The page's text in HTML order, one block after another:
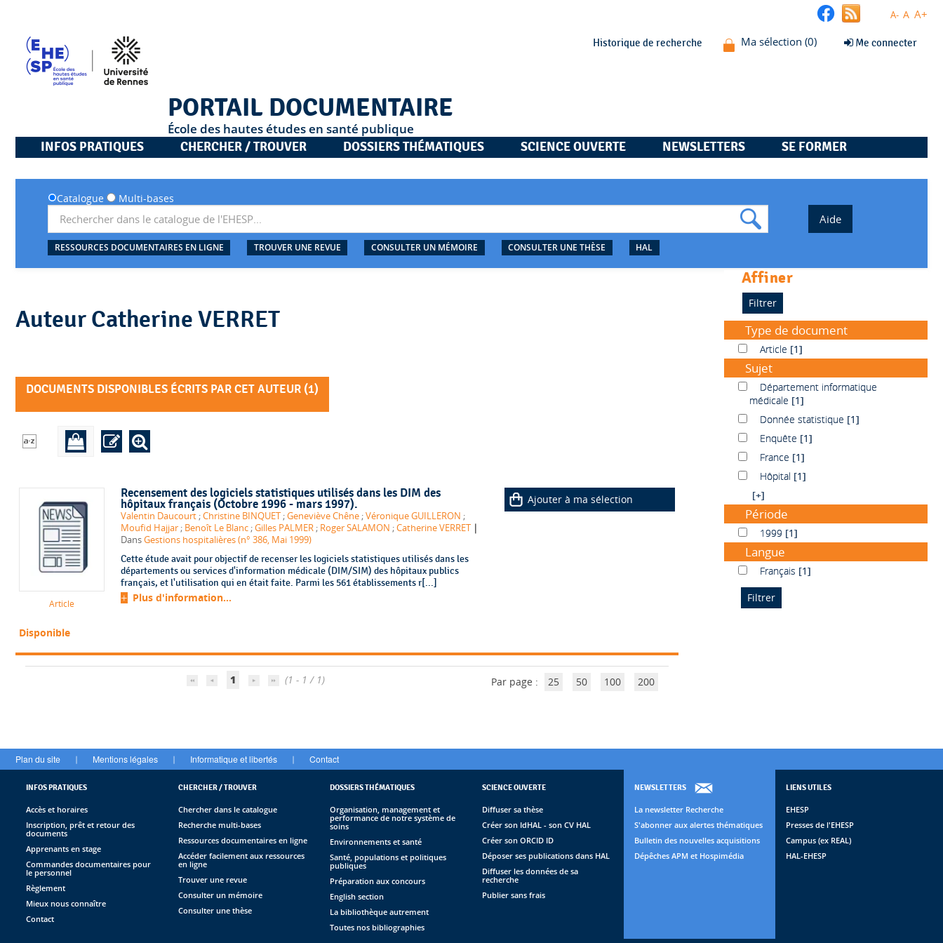
A- A A+
Historique de recherche Me connecter
PORTAIL DOCUMENTAIRE
École des hautes études en santé publique
INFOS PRATIQUES
CHERCHER / TROUVER DOSSIERS THÉMATIQUES SCIENCE OUVERTE NEWSLETTERS SE FORMER
Catalogue Multi-bases
RESSOURCES DOCUMENTAIRES EN LIGNE TROUVER UNE REVUE CONSULTER UN MÉMOIRE CONSULTER UNE THÈSE HAL
Auteur Catherine VERRET
DOCUMENTS DISPONIBLES ÉCRITS PAR CET AUTEUR (1)
Article
Recensement des logiciels statistiques utilisés dans les DIM des
hôpitaux français (Octobre 1996 - mars 1997).
Valentin Daucourt ;Christine BINQUET ;Geneviève Chêne ;Véronique GUILLERON ;
Moufid Hajjar ; Benoît Le Blanc ;Gilles PALMER ; Roger SALAMON ;Catherine VERRET |
DansGestions hospitalières (n° 386, Mai 1999)
Cette étude avait pour objectif de recenser les logiciels statistiques utilisés dans les
départements ou services d'information médicale (DIM/SIM) des hôpitaux publics
français, et l'utilisation qui en était faite. Parmi les 561 établissements r[...]
Plus d'information...
Ajouter à ma sélection
Disponible
1 (1 - 1 / 1) Par page : 25 50 100 200
affiner
Type de document
ArticleArticle [1]
Sujet
Département informatique médicale
Département informatique
médicale [1]
Donnée statistique
Donnée statistique [1]
EnquêteEnquête [1]
FranceFrance [1]
HôpitalHôpital [1]
[+]
Période
1999 1999 [1]
Langue
FrançaisFrançais [1]
Plan du site | Mentions légales | Informatique et libertés | Contact
INFOS PRATIQUES
Accès et horaires
Inscription, prêt et retour des
documents
Apprenants en stage
Commandes documentaires pour
le personnel
Règlement
Mieux nous connaître
Contact
CHERCHER / TROUVER
Chercher dans le catalogue
Recherche multi-bases
Ressources documentaires en ligne
Accéder facilement aux ressources
en ligne
Trouver une revue
Consulter un mémoire
Consulter une thèse
DOSSIERS THÉMATIQUES
Organisation, management et
performance de notre système de
soins
Environnements et santé
Santé, populations et politiques
publiques
Préparation aux concours
English section
La bibliothèque autrement
Toutes nos bibliographies
SCIENCE OUVERTE
Diffuser sa thèse
Créer son IdHAL - son CV HAL
Créer son ORCID ID
Déposer ses publications dans HAL
Diffuser les données de sa
recherche
Publier sans frais
NEWSLETTERS
La newsletter Recherche
S'abonner aux alertes thématiques
Bulletin des nouvelles acquisitions
Dépêches APM et Hospimédia
LIENS UTILES
EHESP
Presses de l'EHESP
Campus (ex REAL)
HAL-EHESP